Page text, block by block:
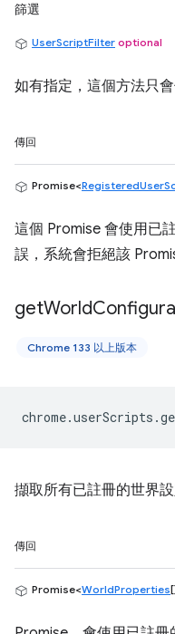
篩選
UserScriptFilter optional
如有指定，這個方法只
傳回
Promise<
這個 Promise 會使用已
誤，系統會拒絕該
getWorld
Chrome 133 以上版本
chrome.userScripts .
擷取所有已註冊的世界設
傳回
Promise<WorldProperties